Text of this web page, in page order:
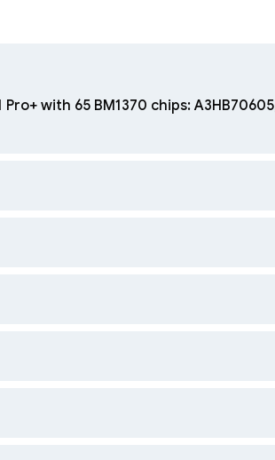
with 65 BM1370 chips: